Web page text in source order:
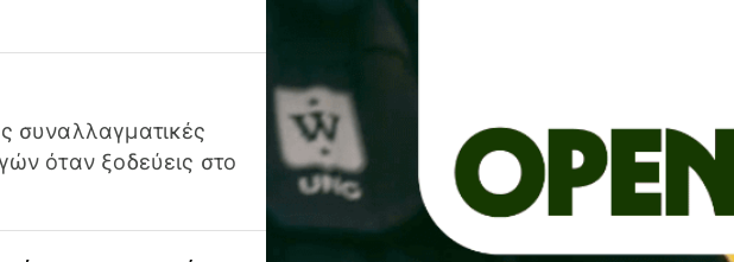
συναλλαγματικές
όταν ξοδεύεις στο